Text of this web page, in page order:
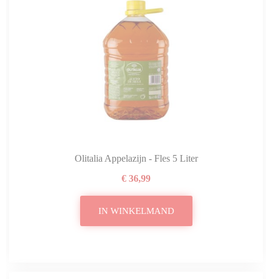
Olitalia Appelazijn - Fles 5 Liter
€ 36,99
IN WINKELMAND